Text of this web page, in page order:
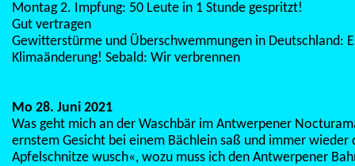
Montag 2. Impfung: 50 Leute in 1 Stunde gespritzt!
Gut vertragen
Gewitterstürme und Überschwemmungen in Deutschland:
Klimaänderung! Sebald: Wir verbrennen
Mo 28. Juni 2021
Was geht mich an der Waschbär im Antwerpener
ernstem Gesicht bei einem Bächlein saß und immer wieder
Apfelschnitze wusch«, wozu muss ich den Antwerpener